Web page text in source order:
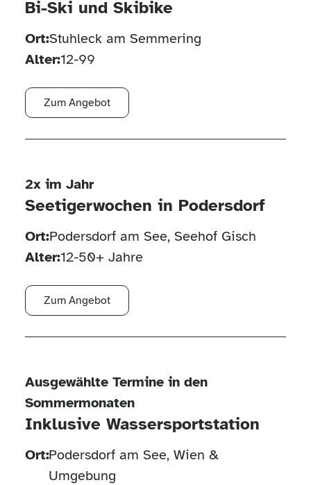
Bi-Ski und Skibike
Ort:Stuhleck am Semmering
Alter:12-99
Zum Angebot
2x im Jahr
Seetigerwochen in Podersdorf
Ort:Podersdorf am See, Seehof Gisch
Alter:12-50+ Jahre
Zum Angebot
Ausgewählte Termine in den
Sommermonaten
Inklusive Wassersportstation
Ort:Podersdorf am See, Wien &
Umgebung